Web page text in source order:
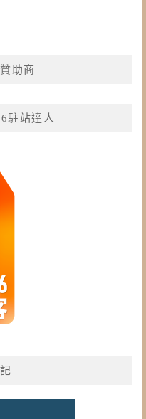
助商
駐站達人